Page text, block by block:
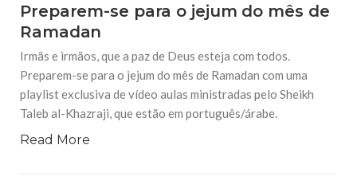
Preparem-se para o jejum do mês de
Ramadan
Irmãs e irmãos, que a paz de Deus esteja com todos.
Preparem-se para o jejum do mês de Ramadan com uma
playlist exclusiva de vídeo aulas ministradas pelo Sheikh
Taleb al-Khazraji, que estão em português/árabe.
Read More